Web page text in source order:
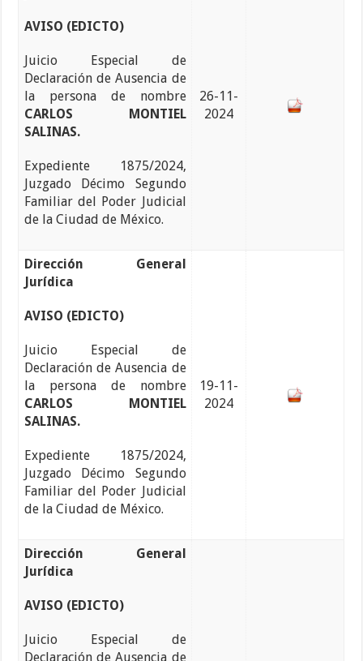
AVISO (EDICTO)
Juicio Especial de
Declaración de Ausencia de
la persona de nombre
CARLOS MONTIEL
SALINAS.
Expediente 1875/2024,
Juzgado Décimo Segundo
Familiar del Poder Judicial
de la Ciudad de México.
26-11-
2024
Dirección General
Jurídica
AVISO (EDICTO)
Juicio Especial de
Declaración de Ausencia de
la persona de nombre
CARLOS MONTIEL
SALINAS.
Expediente 1875/2024,
Juzgado Décimo Segundo
Familiar del Poder Judicial
de la Ciudad de México.
19-11-
2024
Dirección General
Jurídica
AVISO (EDICTO)
Juicio Especial de
Declaración de Ausencia de